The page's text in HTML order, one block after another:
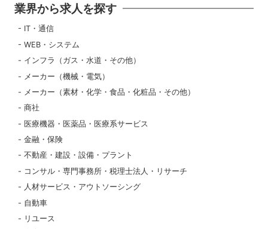
業界から求人を探す
IT・通信
WEB・システム
インフラ（ガス・水道・その他）
メーカー（機械・電気）
メーカー（素材・化学・食品・化粧品・その他）
商社
医療機器・医薬品・医療系サービス
金融・保険
不動産・建設・設備・プラント
コンサル・専門事務所・税理士法人・リサーチ
人材サービス・アウトソーシング
自動車
リユース